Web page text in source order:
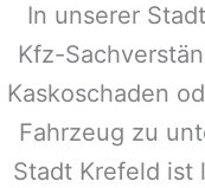
In unserer Stadt
Kfz-
Kaskoschaden
Fahrzeug zu
Stadt Krefeld ist